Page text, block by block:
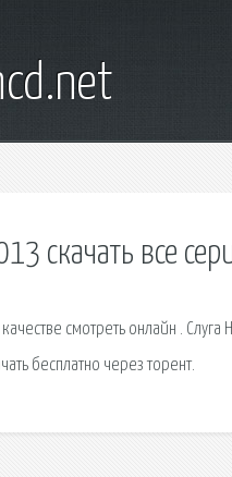
скачать все
смотреть онлайн .
бесплатно через торент.